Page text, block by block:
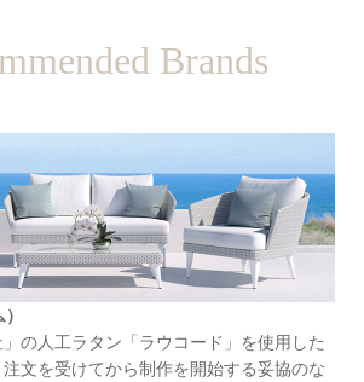
Brands
」の人工ラタン「ラウコード」を使用した
文を受けてから制作を開始する妥協のな